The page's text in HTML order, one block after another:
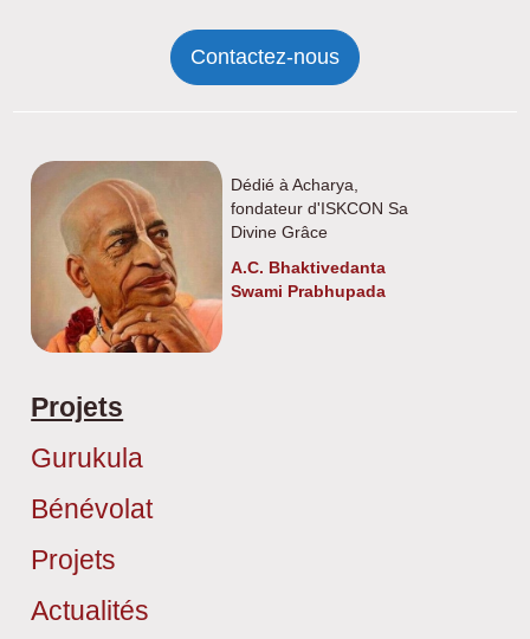
Contactez-nous
Dédié à Acharya,
fondateur d'ISKCON Sa
Divine Grâce
A.C. Bhaktivedanta
Swami Prabhupada
Projets
Gurukula
Bénévolat
Projets
Actualités